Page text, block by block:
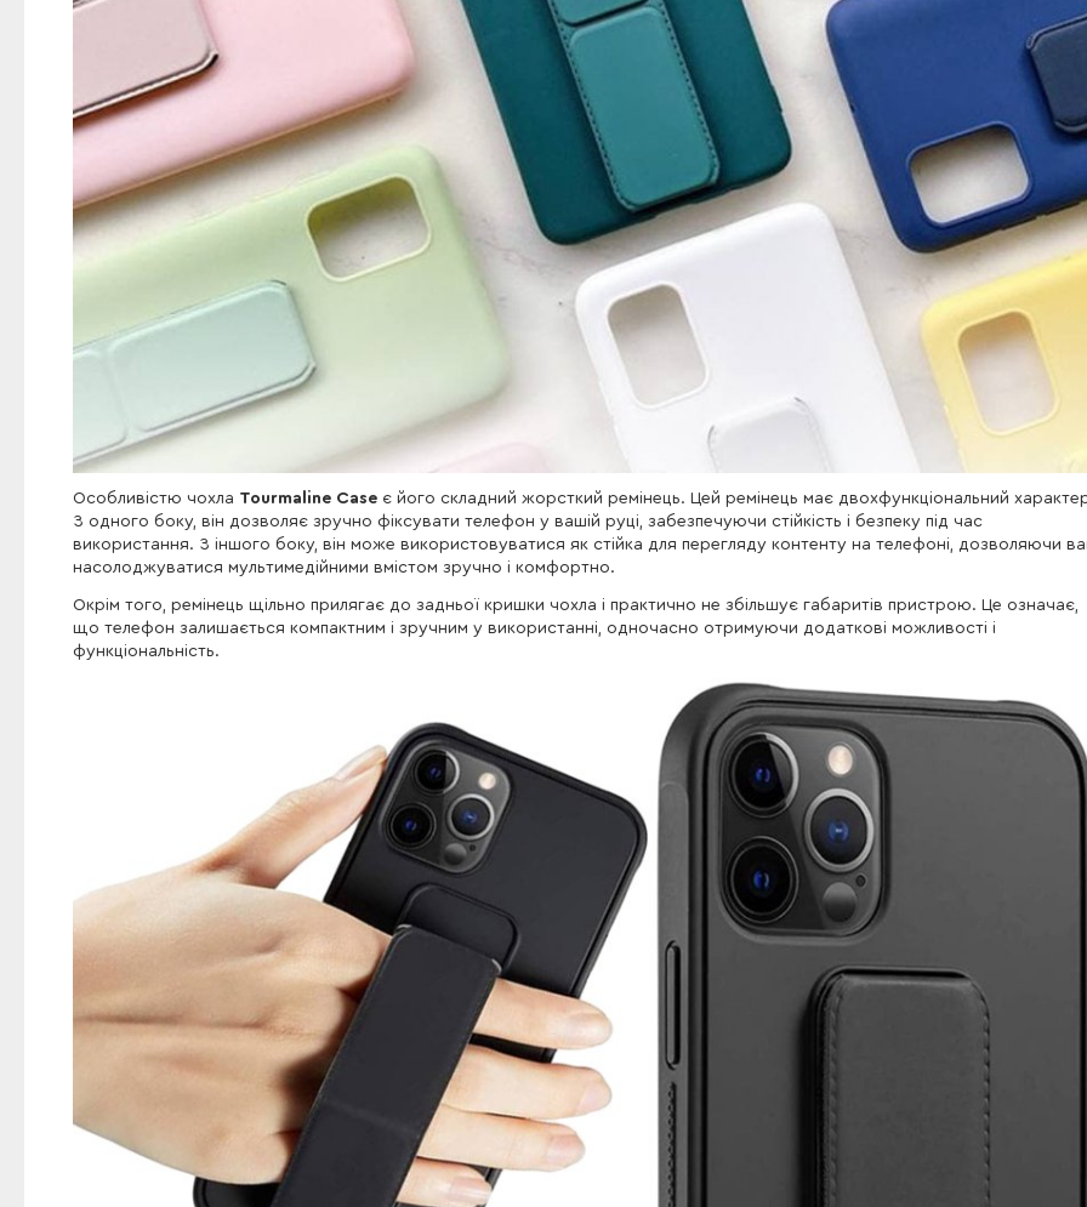
Особливістю чохла Tourmaline Case є його складний жорсткий ремінець. Цей ремінець має двохфункціональний
З одного боку, він дозволяє зручно фіксувати телефон у вашій руці, забезпечуючи стійкість і безпеку під час
використання. З іншого боку, він може використовуватися як стійка для перегляду контенту на телефоні, дозволяючи
насолоджуватися мультимедійними вмістом зручно і комфортно.
Окрім того, ремінець щільно прилягає до задньої кришки чохла і практично не збільшує габаритів пристрою. Це означає,
що телефон залишається компактним і зручним у використанні, одночасно отримуючи додаткові можливості і
функціональність.